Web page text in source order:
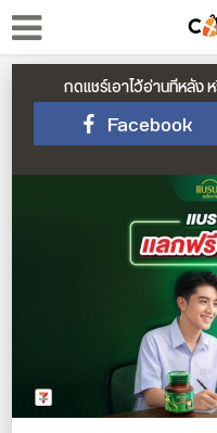
กดแชร์เอาไว้อ่านทีหลัง
Facebook